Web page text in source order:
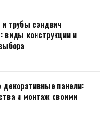
трубы сэндвич
виды конструкции и
декоративные панели:
и монтаж своими